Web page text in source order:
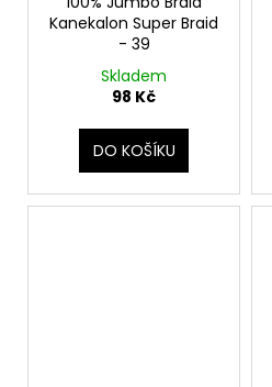
Kanekalon Super Braid
- 39
Skladem
98 Kč
DO KOŠÍKU